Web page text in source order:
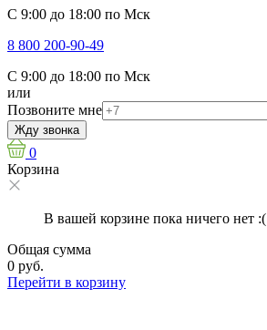
С 9:00 до 18:00 по Мск
8 800 200-90-49
С 9:00 до 18:00 по Мск
или
Позвоните мне
Жду звонка
0
Корзина
В вашей корзине пока ничего нет :(
Общая сумма
0 руб.
Перейти в корзину